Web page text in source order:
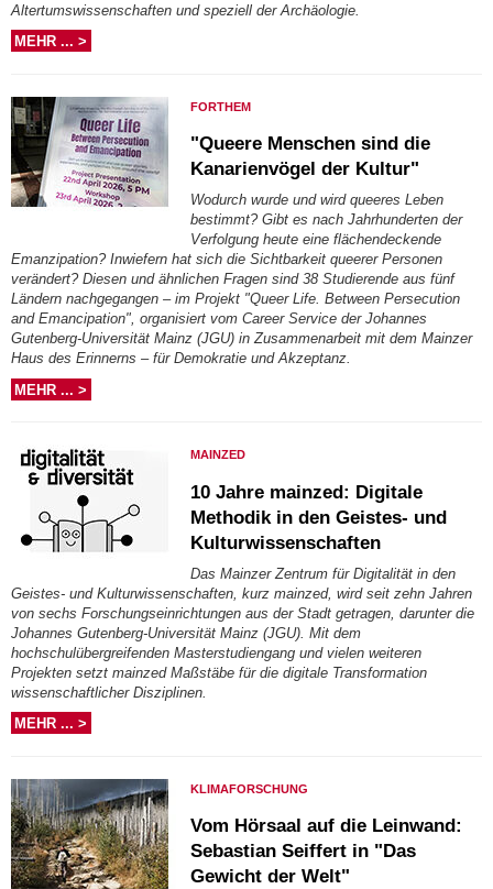
Altertumswissenschaften und speziell der Archäologie.
MEHR ... >
FORTHEM
"Queere Menschen sind die
Kanarienvögel der Kultur"
Wodurch wurde und wird queeres Leben
bestimmt? Gibt es nach Jahrhunderten der
Verfolgung heute eine flächendeckende
Emanzipation? Inwiefern hat sich die Sichtbarkeit queerer Personen
verändert? Diesen und ähnlichen Fragen sind 38 Studierende aus fünf
Ländern nachgegangen – im Projekt "Queer Life. Between Persecution
and Emancipation", organisiert vom Career Service der Johannes
Gutenberg-Universität Mainz (JGU) in Zusammenarbeit mit dem Mainzer
Haus des Erinnerns – für Demokratie und Akzeptanz.
MEHR ... >
MAINZED
10 Jahre mainzed: Digitale
Methodik in den Geistes- und
Kulturwissenschaften
Das Mainzer Zentrum für Digitalität in den
Geistes- und Kulturwissenschaften, kurz mainzed, wird seit zehn Jahren
von sechs Forschungseinrichtungen aus der Stadt getragen, darunter die
Johannes Gutenberg-Universität Mainz (JGU). Mit dem
hochschulübergreifenden Masterstudiengang und vielen weiteren
Projekten setzt mainzed Maßstäbe für die digitale Transformation
wissenschaftlicher Disziplinen.
MEHR ... >
KLIMAFORSCHUNG
Vom Hörsaal auf die Leinwand:
Sebastian Seiffert in "Das
Gewicht der Welt"